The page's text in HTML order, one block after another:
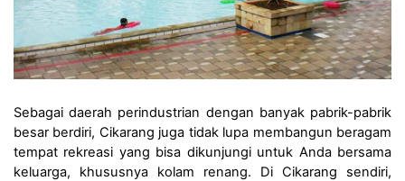
Sebagai daerah perindustrian dengan banyak pabrik-pabrik
besar berdiri, Cikarang juga tidak lupa membangun beragam
tempat rekreasi yang bisa dikunjungi untuk Anda bersama
keluarga, khususnya kolam renang. Di Cikarang sendiri,